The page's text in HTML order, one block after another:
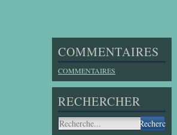
COMMENTAIRES
COMMENTAIRES
RECHERCHER